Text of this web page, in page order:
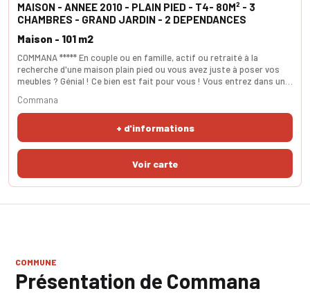
MAISON - ANNEE 2010 - PLAIN PIED - T4- 80M² - 3
CHAMBRES - GRAND JARDIN - 2 DEPENDANCES
COMMANA ***** En couple ou en famille, actif ou retraité à la
recherche d'une maison plain pied ou vous avez juste à poser vos
meubles ? Génial ! Ce bien est fait pour vous ! Vous entrez dans un
aménagée et équipée un espace salon agréable avec poêle à bois. Le
hall dessert ensuite 3 chambres, une salle de bain fonctionnelle
avec WC. Enfin la maison di
Maison - 101 m2
+ d'informations
Commana
COMMUNE
Présentation de Commana